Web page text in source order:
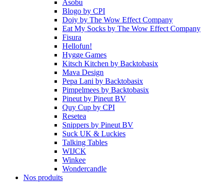
Asobu
Blogo by CPI
Doiy by The Wow Effect Company
Eat My Socks by The Wow Effect Company
Fisura
Hellofun!
Hygge Games
Kitsch Kitchen by Backtobasix
Mava Design
Pepa Lani by Backtobasix
Pimpelmees by Backtobasix
Pineut by Pineut BV
Quy Cup by CPI
Resetea
Snippers by Pineut BV
Suck UK & Luckies
Talking Tables
WIJCK
Winkee
Wondercandle
Nos produits